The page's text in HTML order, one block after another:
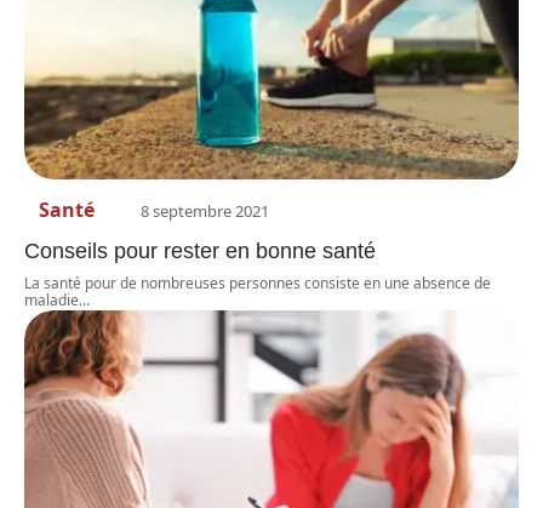
Santé 8 septembre 2021
Conseils pour rester en bonne santé
La santé pour de nombreuses personnes consiste en une absence de
maladie…